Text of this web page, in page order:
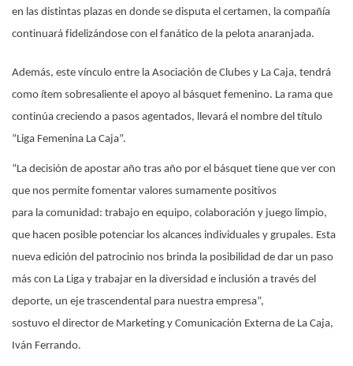
en las distintas plazas en donde se disputa el certamen, la compañía
continuará fidelizándose con el fanático de la pelota anaranjada.
Además, este vínculo entre la Asociación de Clubes y La Caja, tendrá
como ítem sobresaliente el apoyo al básquet femenino. La rama que
continúa creciendo a pasos agentados, llevará el nombre del título
“Liga Femenina La Caja”.
“La decisión de apostar año tras año por el básquet tiene que ver con
que nos permite fomentar valores sumamente positivos
para la comunidad: trabajo en equipo, colaboración y juego limpio,
que hacen posible potenciar los alcances individuales y grupales. Esta
nueva edición del patrocinio nos brinda la posibilidad de dar un paso
más con La Liga y trabajar en la diversidad e inclusión a través del
deporte, un eje trascendental para nuestra empresa”,
sostuvo el director de Marketing y Comunicación Externa de La Caja,
Iván Ferrando.